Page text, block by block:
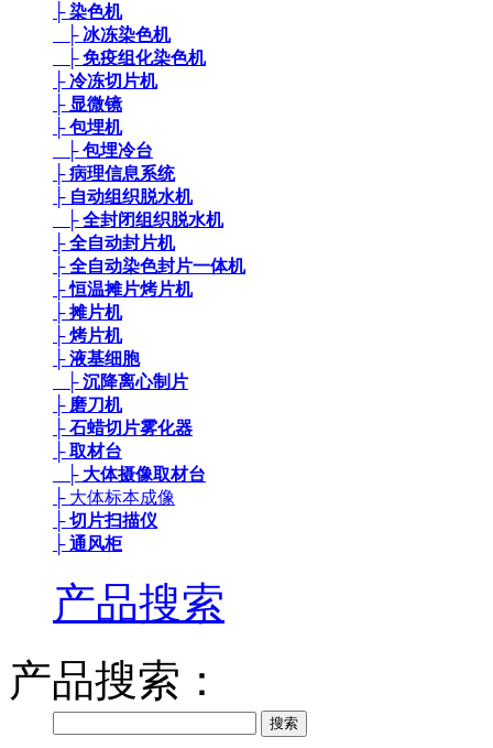
├ 染色机
├ 冰冻染色机
├ 免疫组化染色机
├ 冷冻切片机
├ 显微镜
├ 包埋机
├ 包埋冷台
├ 病理信息系统
├ 自动组织脱水机
├ 全封闭组织脱水机
├ 全自动封片机
├ 全自动染色封片一体机
├ 恒温摊片烤片机
├ 摊片机
├ 烤片机
├ 液基细胞
├ 沉降离心制片
├ 磨刀机
├ 石蜡切片雾化器
├ 取材台
├ 大体摄像取材台
├ 大体标本成像
├ 切片扫描仪
├ 通风柜
产品搜索
产品搜索：